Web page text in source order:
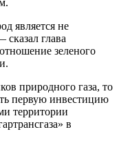
является не
глава
зеленого
природного газа, то
первую инвестицию
территории
в